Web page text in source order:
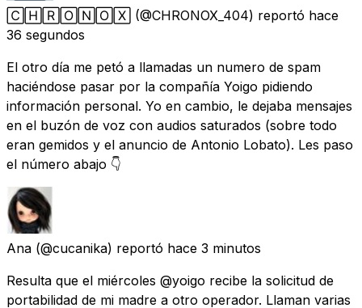
🄲🄷🅁🄾🄽🄾🅇 (@CHRONOX_404) reportó hace
36 segundos
El otro día me petó a llamadas un numero de spam
haciéndose pasar por la compañía Yoigo pidiendo
información personal. Yo en cambio, le dejaba mensajes
en el buzón de voz con audios saturados (sobre todo
eran gemidos y el anuncio de Antonio Lobato). Les paso
el número abajo 👇
Ana (@cucanika) reportó hace 3 minutos
Resulta que el miércoles @yoigo recibe la solicitud de
portabilidad de mi madre a otro operador. Llaman varias